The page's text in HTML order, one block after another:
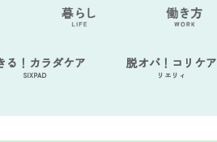
る！カラダケア
SIXPAD
脱オバ！コリケア
リエリィ